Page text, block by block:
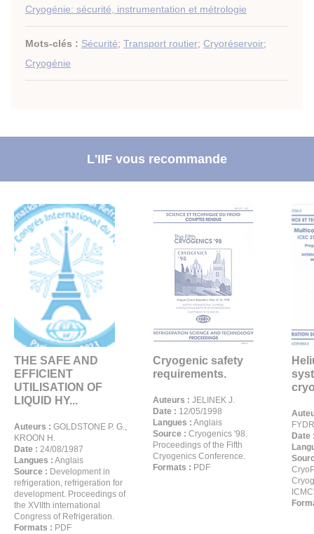
Cryogénie: sécurité, instrumentation et métrologie
Mots-clés : Sécurité; Transport routier; Cryoréservoir;
Cryogénie
L'IIF vous recommande
THE SAFE AND
EFFICIENT
UTILISATION OF
LIQUID HY...
Auteurs : GOLDSTONE P. G.,
KROON H.
Date : 24/08/1987
Langues : Anglais
Source : Development in
refrigeration, refrigeration for
development. Proceedings of
the XVIIth international
Congress of Refrigeration.
Formats : PDF
Cryogenic safety
requirements.
Auteurs : JELINEK J.
Date : 12/05/1998
Langues : Anglais
Source : Cryogenics '98.
Proceedings of the Fifth
Cryogenics Conference.
Formats : PDF
Date